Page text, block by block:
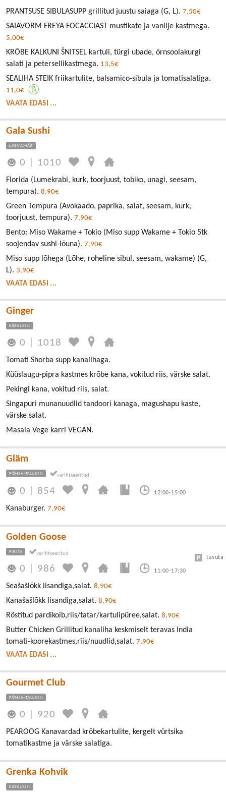
PRANTSUSE SIBULASUPP grillitud juustu saiaga (G, L). 7,50€
SAIAVORM FREYA FOCACCIAST mustikate ja vanilje kastmega.
5,00€
KRÕBE KALKUNI ŠNITSEL kartuli, türgi ubade, õrnsoolakurgi
salati ja petersellikastmega. 13,5€
SEALIHA STEIK friikartulite, balsamico-sibula ja tomatisalatiga.
11,0€
VAATA EDASI ...
Gala Sushi
LASNAMÄE
0 1010
Florida (Lumekrabi, kurk, toorjuust, tobiko, unagi, seesam,
tempura). 8,90€
Green Tempura (Avokaado, paprika, salat, seesam, kurk,
toorjuust, tempura). 7,90€
Bento: Miso Wakame + Tokio (Miso supp Wakame + Tokio 5tk
soojendav sushi-lõuna). 7,90€
Miso supp lõhega (Lõhe, roheline sibul, seesam, wakame) (G,
L). 3,90€
VAATA EDASI ...
Ginger
KESKLINN
0 1018
Tomati Shorba supp kanalihaga.
Küüslaugu-pipra kastmes krõbe kana, vokitud riis, värske salat.
Pekingi kana, vokitud riis, salat.
Singapuri munanuudlid tandoori kanaga, magushapu kaste,
värske salat.
Masala Vege karri VEGAN.
Gläm
PÕHJA-TALLINN
0 854 12:00-15:00
Kanaburger. 7,90€
Golden Goose
PIRITA
0 986 11:00-17:30
tasuta
Seašašlõkk lisandiga,salat. 8,90€
Kanašašlõkk lisandiga,salat. 8,90€
Röstitud pardikoib,riis/tatar/kartulipüree,salat. 8,90€
Butter Chicken Grillitud kanaliha keskmiselt teravas India
tomati-koorekastmes,riis/nuudlid,salat. 7,90€
VAATA EDASI ...
Gourmet Club
PÕHJA-TALLINN
0 920
PEAROOG Kanavardad krõbekartulite, kergelt vürtsika
tomatikastme ja värske salatiga.
Grenka Kohvik
KESKLINN